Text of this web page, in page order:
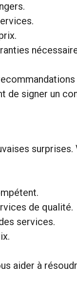
de signer un
de qualité.
services.
aider à